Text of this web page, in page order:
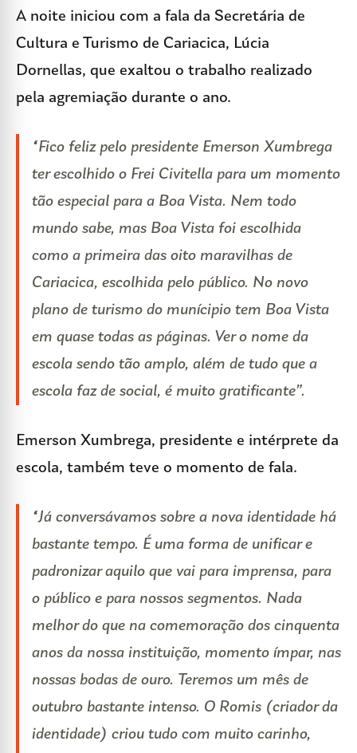
A noite iniciou com a fala da Secretária de
Cultura e Turismo de Cariacica, Lúcia
Dornellas, que exaltou o trabalho realizado
pela agremiação durante o ano.
“Fico feliz pelo presidente Emerson Xumbrega
ter escolhido o Frei Civitella para um momento
tão especial para a Boa Vista. Nem todo
mundo sabe, mas Boa Vista foi escolhida
como a primeira das oito maravilhas de
Cariacica, escolhida pelo público. No novo
plano de turismo do munícipio tem Boa Vista
em quase todas as páginas. Ver o nome da
escola sendo tão amplo, além de tudo que a
escola faz de social, é muito gratificante”.
Emerson Xumbrega, presidente e intérprete da
escola, também teve o momento de fala.
“Já conversávamos sobre a nova identidade há
bastante tempo. É uma forma de unificar e
padronizar aquilo que vai para imprensa, para
o público e para nossos segmentos. Nada
melhor do que na comemoração dos cinquenta
anos da nossa instituição, momento ímpar, nas
nossas bodas de ouro. Teremos um mês de
outubro bastante intenso. O Romis (criador da
identidade) criou tudo com muito carinho,